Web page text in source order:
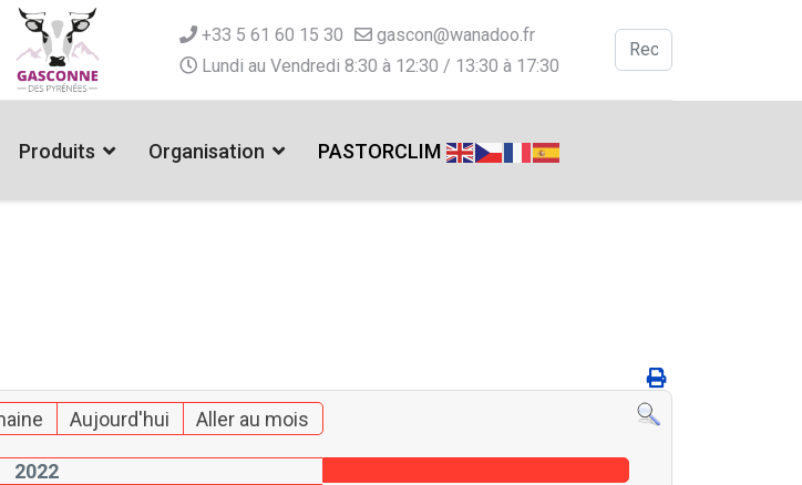
+33 5 61 60 15 30
gascon@wanadoo.fr
Lundi au Vendredi 8:30 à 12:30 / 13:30 à 17:30
Valider
Produits Organisation PASTORCLIM
Aujourd'hui Aller au mois
2022